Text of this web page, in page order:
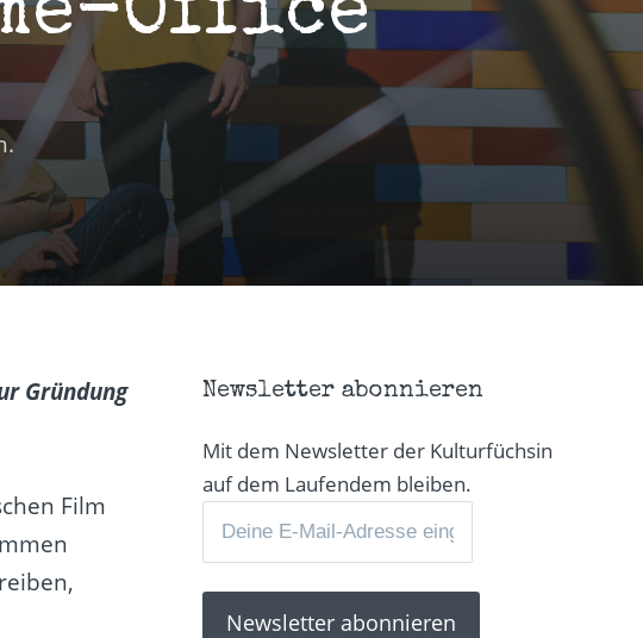
Office
Gründung
Film
Newsletter abonnieren
Mit dem Newsletter der Kulturfüchsin
auf dem Laufendem bleiben.